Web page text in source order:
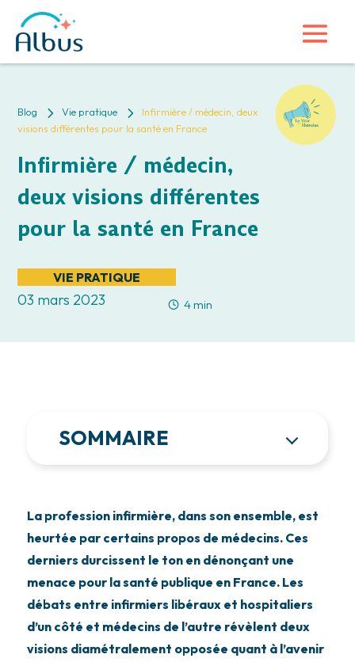
Blog 5 Vie pratique 5
Infirmière / médecin, deux
visions différentes pour la santé en France
Infirmière / médecin,
deux visions différentes
pour la santé en France
VIE PRATIQUE
03 mars 2023 4 min
SOMMAIRE
La profession infirmière, dans son ensemble, est
heurtée par certains propos de médecins. Ces
derniers durcissent le ton en dénonçant une
menace pour la santé publique en France. Les
débats entre infirmiers libéraux et hospitaliers
d’un côté et médecins de l’autre révèlent deux
visions diamétralement opposée quant à l’avenir